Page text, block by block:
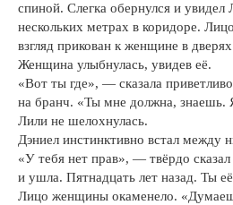
спиной. Слегка обернулся и
нескольких метрах в коридоре.
взгляд прикован к женщине в
Женщина улыбнулась, увидев её.
«Вот ты где», — сказала
на бранч. «Ты мне должна, знаешь.
Лили не шелохнулась.
Дэниел инстинктивно встал между
«У тебя нет прав», — твёрдо
и ушла. Пятнадцать лет назад. Ты
Лицо женщины окаменело.